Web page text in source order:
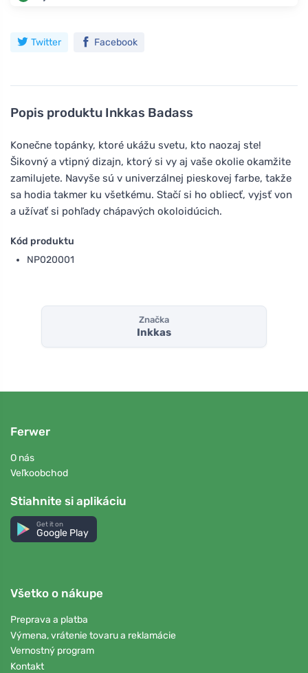
Popis produktu Inkkas Badass
Konečne topánky, ktoré ukážu svetu, kto naozaj ste!
Šikovný a vtipný dizajn, ktorý si vy aj vaše okolie okamžite
zamilujete. Navyše sú v univerzálnej pieskovej farbe, takže
sa hodia takmer ku všetkému. Stačí si ho obliecť, vyjsť von
a užívať si pohľady chápavých okoloidúcich.
Kód produktu
NP020001
Twitter Facebook
Značka
Inkkas
Ferwer
O nás
Veľkoobchod
Stiahnite si aplikáciu
Get it on
Google Play
Všetko o nákupe
Preprava a platba
Výmena, vrátenie tovaru a reklamácie
Vernostný program
Kontakt